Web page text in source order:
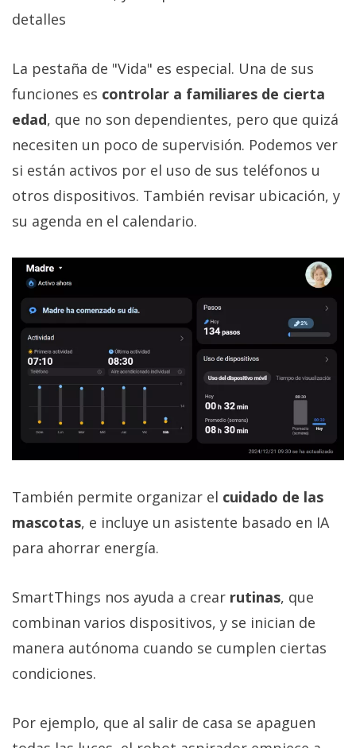
detalles
La pestaña de "Vida" es especial. Una de sus
funciones es controlar a familiares de cierta
edad, que no son dependientes, pero que quizá
necesiten un poco de supervisión. Podemos ver
si están activos por el uso de sus teléfonos u
otros dispositivos. También revisar ubicación, y
su agenda en el calendario.
También permite organizar el cuidado de las
mascotas, e incluye un asistente basado en IA
para ahorrar energía.
SmartThings nos ayuda a crear rutinas, que
combinan varios dispositivos, y se inician de
manera autónoma cuando se cumplen ciertas
condiciones.
Por ejemplo, que al salir de casa se apaguen